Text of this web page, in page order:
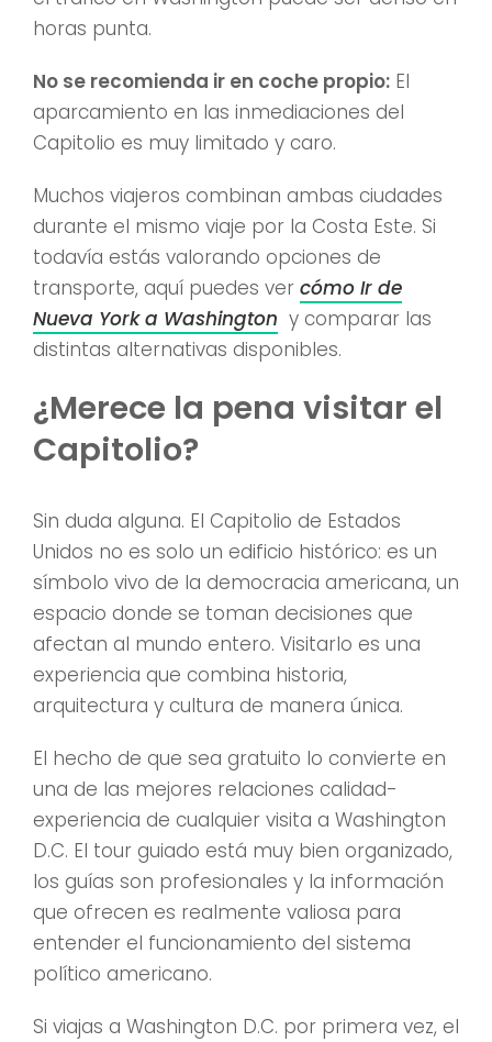
horas punta.
No se recomienda ir en coche propio: El
aparcamiento en las inmediaciones del
Capitolio es muy limitado y caro.
Muchos viajeros combinan ambas ciudades
durante el mismo viaje por la Costa Este. Si
todavía estás valorando opciones de
transporte, aquí puedes ver cómo Ir de
Nueva York a Washington y comparar las
distintas alternativas disponibles.
¿Merece la pena visitar el
Capitolio?
Sin duda alguna. El Capitolio de Estados
Unidos no es solo un edificio histórico: es un
símbolo vivo de la democracia americana, un
espacio donde se toman decisiones que
afectan al mundo entero. Visitarlo es una
experiencia que combina historia,
arquitectura y cultura de manera única.
El hecho de que sea gratuito lo convierte en
una de las mejores relaciones calidad-
experiencia de cualquier visita a Washington
D.C. El tour guiado está muy bien organizado,
los guías son profesionales y la información
que ofrecen es realmente valiosa para
entender el funcionamiento del sistema
político americano.
Si viajas a Washington D.C. por primera vez, el